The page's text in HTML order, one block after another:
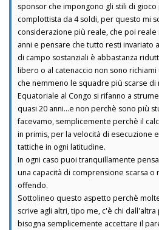
sponsor che impongono gli stili di
complottista da 4 soldi, per questo mi
considerazione più reale, che poi reale
anni e pensare che tutto resti invariato
di campo sostanziali è abbastanza
libero o al catenaccio non sono
che nemmeno le squadre più scarse di
Equatoriale al Congo si rifanno a
quasi 20 anni...e non perchè sono più
facevamo, semplicemente perchè il
in primis, per la velocità di esecuzione
tattiche in ogni latitudine.
In ogni caso puoi tranquillamente
una capacità di comprensione scarsa o
offendo.
Sottolineo questo aspetto perchè
scrive agli altri, tipo me, c'è chi
bisogna semplicemente accettare il